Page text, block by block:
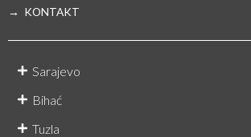
→ KONTAKT
Sarajevo
Bihać
Tuzla